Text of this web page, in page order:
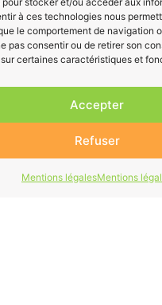
à ces technologies nous
le comportement de navigation
pas consentir ou de retirer son
certaines caractéristiques et
Accepter
Refuser
Mentions légalesMentions